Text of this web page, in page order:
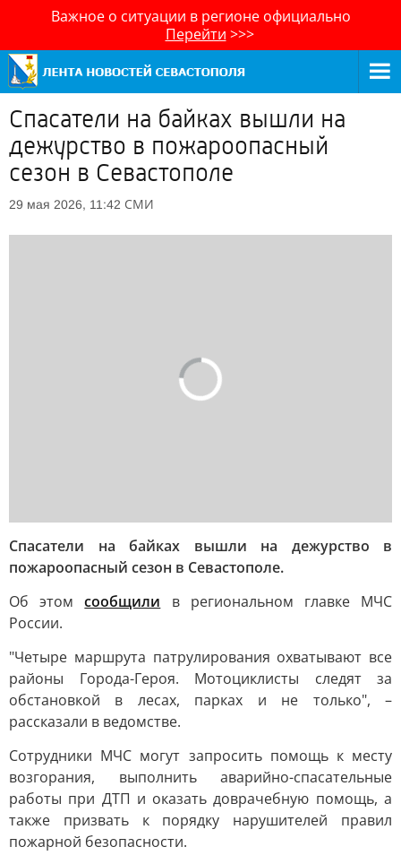
Важное о ситуации в регионе официально
Перейти >>>
Спасатели на байках вышли на
дежурство в пожароопасный
сезон в Севастополе
29 мая 2026, 11:42 СМИ
Спасатели на байках вышли на дежурство в
пожароопасный сезон в Севастополе.
Об этомсообщили в региональном главке МЧС
России.
"Четыре маршрута патрулирования охватывают все
районы Города-Героя. Мотоциклисты следят за
обстановкой в лесах, парках и не только", –
рассказали в ведомстве.
Сотрудники МЧС могут запросить помощь к месту
возгорания, выполнить аварийно-спасательные
работы при ДТП и оказать доврачебную помощь, а
также призвать к порядку нарушителей правил
пожарной безопасности.